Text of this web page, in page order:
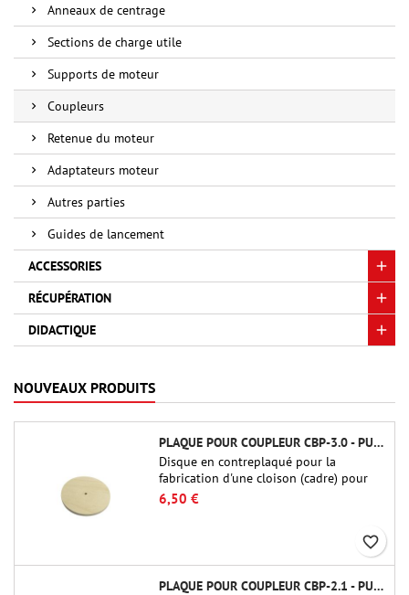
Anneaux de centrage
Sections de charge utile
Supports de moteur
Coupleurs
Retenue du moteur
Adaptateurs moteur
Autres parties
Guides de lancement
ACCESSORIES
RÉCUPÉRATION
DIDACTIQUE
NOUVEAUX PRODUITS
PLAQUE POUR COUPLEUR CBP-3.0 - PUBLIC MISSILES LTD.
Disque en contreplaqué pour la
fabrication d'une cloison (cadre) pour
raccords tubulaires de 75 mm de Public
Missiles Ltd. (PT-3.0/QT-3.0)
6,50 €
favorite_border
PLAQUE POUR COUPLEUR CBP-2.1 - PUBLIC MISSILES LTD.